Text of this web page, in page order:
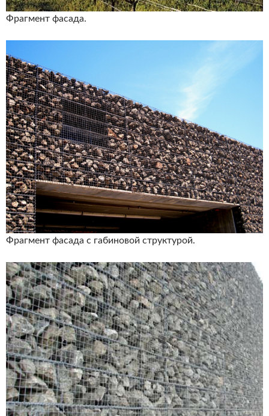
Фрагмент фасада.
Фрагмент фасада с габиновой структурой.